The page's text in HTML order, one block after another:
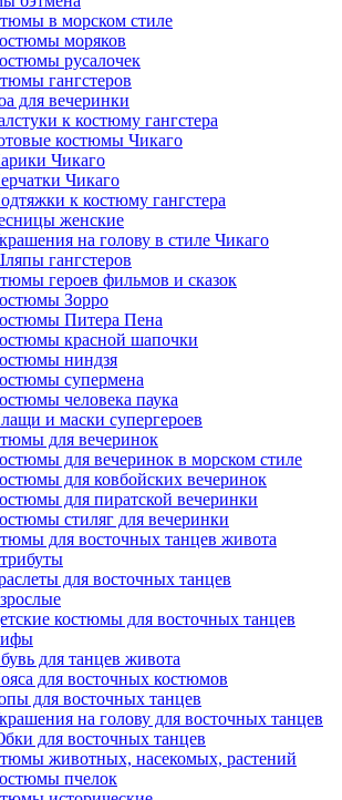
в морском стиле
моряков
русалочек
гангстеров
для вечеринки
к костюму гангстера
костюмы Чикаго
Чикаго
Чикаго
к костюму гангстера
женские
на голову в стиле Чикаго
гангстеров
героев фильмов и сказок
Зорро
Питера Пена
красной шапочки
ниндзя
супермена
человека паука
и маски супергероев
для вечеринок
для вечеринок в морском стиле
для ковбойских вечеринок
для пиратской вечеринки
стиляг для вечеринки
для восточных танцев живота
для восточных танцев
костюмы для восточных танцев
для танцев живота
для восточных костюмов
для восточных танцев
на голову для восточных танцев
для восточных танцев
животных, насекомых, растений
пчелок